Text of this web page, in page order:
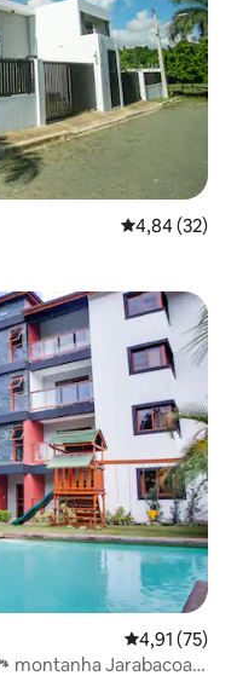
Classificação
4,84 (32)
Classificação
4,91 (75)
montanha Jarabacoa